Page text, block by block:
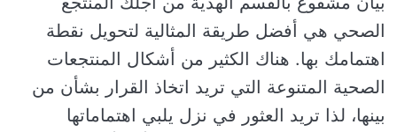
الصحي هي أفضل طريقة المثالية لتحويل نقطة
اهتمامك بها. هناك الكثير من أشكال المنتجعات
الصحية المتنوعة التي تريد اتخاذ القرار بشأن من
بينها، لذا تريد العثور في نزل يلبي اهتماماتها